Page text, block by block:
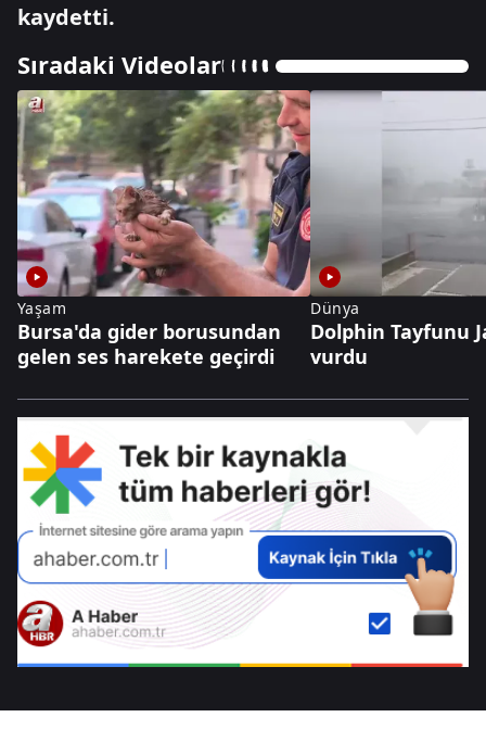
kaydetti.
Sıradaki Videolar
Yaşam
Bursa'da gider borusundan
gelen ses harekete geçirdi
Dünya
Dolphin Tayfunu
vurdu